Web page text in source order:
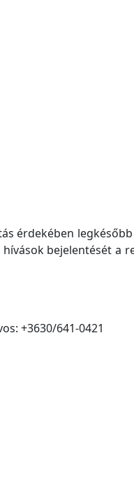
érdekében
bejelentését a
+3630/641-0421